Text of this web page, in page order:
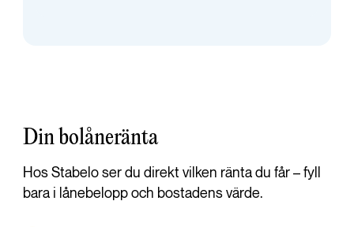
Din bolåneränta
Hos Stabelo ser du direkt vilken ränta du får – fyll
bara i lånebelopp och bostadens värde.